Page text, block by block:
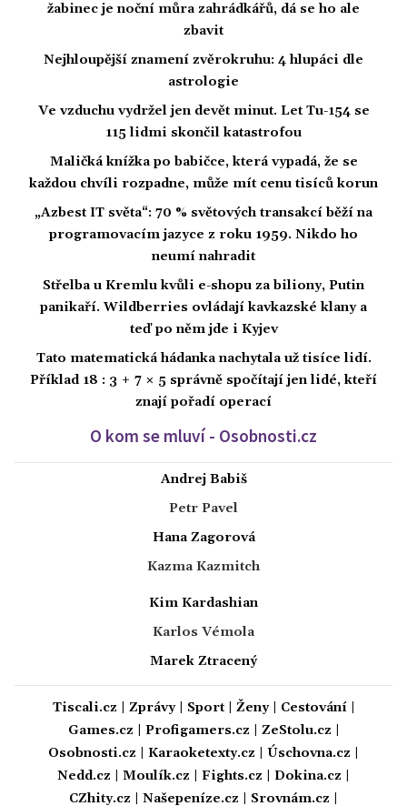
žabinec je noční můra zahrádkářů, dá se ho ale
zbavit
Nejhloupější znamení zvěrokruhu: 4 hlupáci dle
astrologie
Ve vzduchu vydržel jen devět minut. Let Tu-154 se
115 lidmi skončil katastrofou
Maličká knížka po babičce, která vypadá, že se
každou chvíli rozpadne, může mít cenu tisíců korun
„Azbest IT světa“: 70 % světových transakcí běží na
programovacím jazyce z roku 1959. Nikdo ho
neumí nahradit
Střelba u Kremlu kvůli e-shopu za biliony, Putin
panikaří. Wildberries ovládají kavkazské klany a
teď po něm jde i Kyjev
Tato matematická hádanka nachytala už tisíce lidí.
Příklad 18 : 3 + 7 × 5 správně spočítají jen lidé, kteří
znají pořadí operací
O kom se mluví - Osobnosti.cz
Andrej Babiš
Petr Pavel
Hana Zagorová
Kazma Kazmitch
Kim Kardashian
Karlos Vémola
Marek Ztracený
Tiscali.cz Zprávy| Sport| Ženy| Cestování|
Games.cz
Profigamers.cz ZeStolu.cz
Osobnosti.cz
Karaoketexty.cz Úschovna.cz
Nedd.cz
Moulík.cz Fights.cz Dokina.cz
CZhity.cz
Našepeníze.cz Srovnám.cz